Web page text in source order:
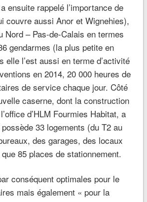
ensuite rappelé l’importance de
couvre aussi Anor et Wignehies),
Nord – Pas-de-Calais en termes
gendarmes (la plus petite en
elle l’est aussi en terme d’activité
en 2014, 20 000 heures de
de service chaque jour. Côté
caserne, dont la construction
d’HLM Fourmies Habitat, a
33 logements (du T2 au
des garages, des locaux
85 places de stationnement.
conséquent optimales pour le
mais également « pour la